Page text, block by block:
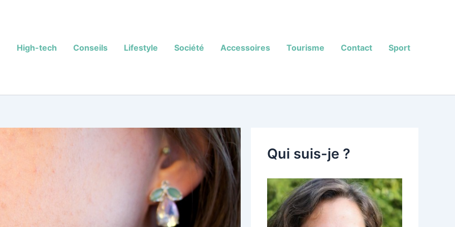
High-tech
Conseils Lifestyle Société Accessoires Tourisme Contact Sport
Qui suis-je ?